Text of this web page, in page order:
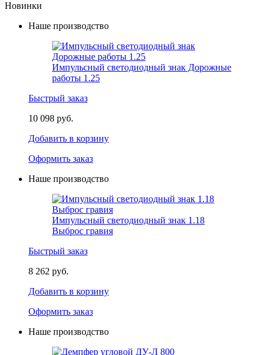
Новинки
Наше производство
Импульсный светодиодный знак Дорожные
работы 1.25
Быстрый заказ
10 098 руб.
Добавить в корзину
Оформить заказ
Наше производство
Импульсный светодиодный знак 1.18
Выброс гравия
Быстрый заказ
8 262 руб.
Добавить в корзину
Оформить заказ
Наше производство